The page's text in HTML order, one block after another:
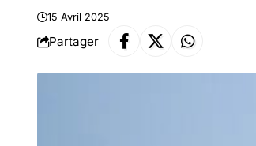
15 Avril 2025
Partager